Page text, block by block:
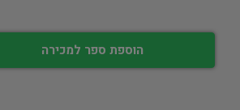
הוספת ספר למכירה